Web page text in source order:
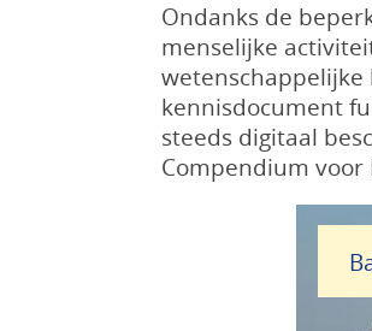
Ondanks de
menselijke
wetenschappelijke
kennisdocument
steeds digitaal
Compendium